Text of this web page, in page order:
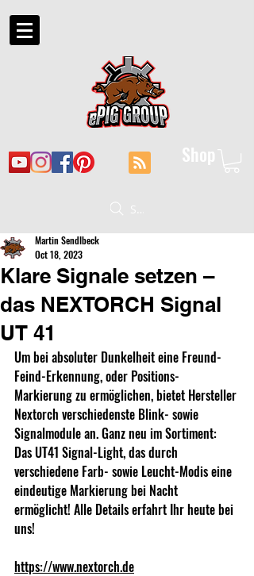
Shop
Suche
Klare Signale setzen –
das NEXTORCH Signal
UT 41
Martin Sendlbeck
Oct 18, 2023
Um bei absoluter Dunkelheit eine Freund-
Feind-Erkennung, oder Positions-
Markierung zu ermöglichen, bietet Hersteller
Nextorch verschiedenste Blink- sowie
Signalmodule an. Ganz neu im Sortiment:
Das UT41 Signal-Light, das durch
verschiedene Farb- sowie Leucht-Modis eine
eindeutige Markierung bei Nacht
ermöglicht! Alle Details erfahrt Ihr heute bei
uns!
https://www.nextorch.de